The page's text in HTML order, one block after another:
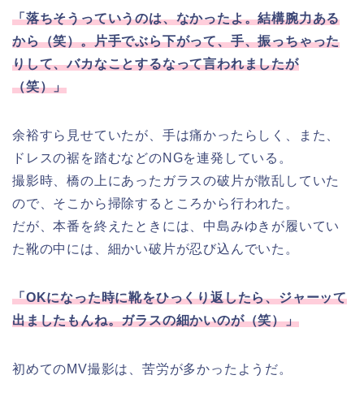
「落ちそうっていうのは、なかったよ。結構腕力ある
から（笑）。片手でぶら下がって、手、振っちゃった
りして、バカなことするなって言われましたが
（笑）」
余裕すら見せていたが、手は痛かったらしく、また、
ドレスの裾を踏むなどのNGを連発している。
撮影時、橋の上にあったガラスの破片が散乱していた
ので、そこから掃除するところから行われた。
だが、本番を終えたときには、中島みゆきが履いてい
た靴の中には、細かい破片が忍び込んでいた。
「OKになった時に靴をひっくり返したら、ジャーッて
出ましたもんね。ガラスの細かいのが（笑）」
初めてのMV撮影は、苦労が多かったようだ。